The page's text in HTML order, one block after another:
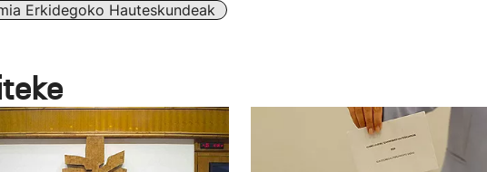
Erkidegoko Hauteskundeak